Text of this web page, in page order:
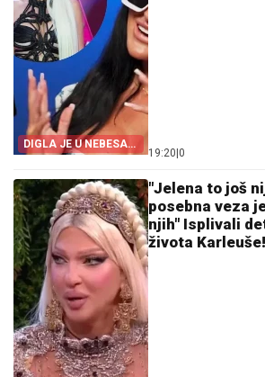
DIGLA JE U NEBESA
KOMPLIMENTIMA!
19:20|0
"Jelena to još
posebna veza
njih" Isplivali
života Karleuše!